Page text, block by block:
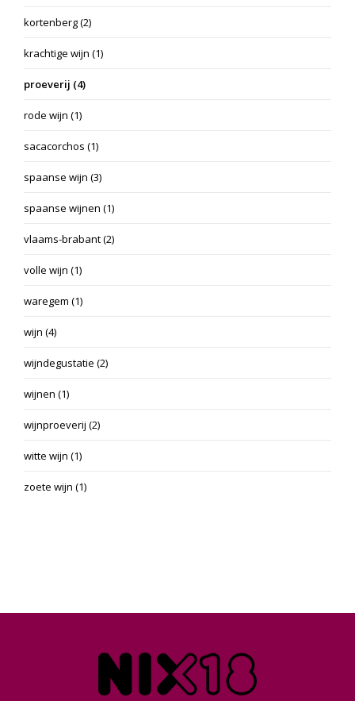
kortenberg(2)
krachtige wijn (1)
proeverij (4)
rode wijn (1)
sacacorchos (1)
spaanse wijn (3)
spaanse wijnen (1)
vlaams-brabant(2)
volle wijn (1)
waregem (1)
wijn (4)
wijndegustatie (2)
wijnen (1)
wijnproeverij (2)
witte wijn (1)
zoete wijn (1)